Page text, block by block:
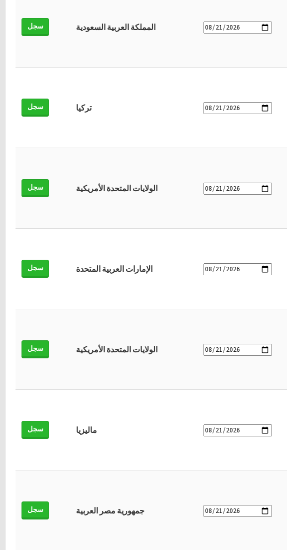
المملكة العربية السعودية سجل
تركيا سجل
الولايات المتحدة الأمريكية سجل
الإمارات العربية المتحدة سجل
الولايات المتحدة الأمريكية سجل
ماليزيا سجل
جمهورية مصر العربية سجل